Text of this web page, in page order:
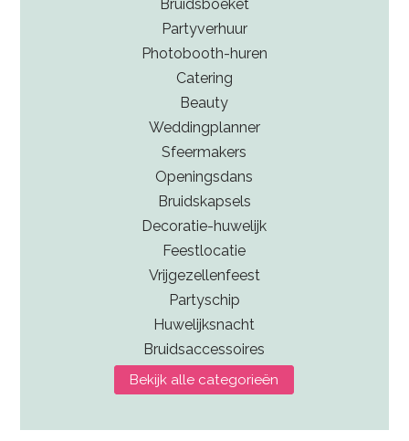
Bruidsboeket
Partyverhuur
Photobooth-huren
Catering
Beauty
Weddingplanner
Sfeermakers
Openingsdans
Bruidskapsels
Decoratie-huwelijk
Feestlocatie
Vrijgezellenfeest
Partyschip
Huwelijksnacht
Bruidsaccessoires
Bekijk alle categorieën